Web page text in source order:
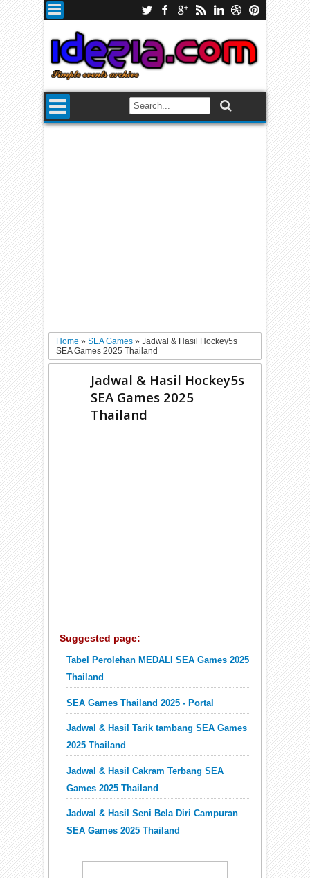
Home»SEA Games»Jadwal & Hasil Hockey5s
SEA Games 2025 Thailand
Jadwal & Hasil Hockey5s
SEA Games 2025
Thailand
Suggested page:
Tabel Perolehan MEDALI SEA Games 2025
Thailand
SEA Games Thailand 2025 - Portal
Jadwal & Hasil Tarik tambang SEA Games
2025 Thailand
Jadwal & Hasil Cakram Terbang SEA
Games 2025 Thailand
Jadwal & Hasil Seni Bela Diri Campuran
SEA Games 2025 Thailand